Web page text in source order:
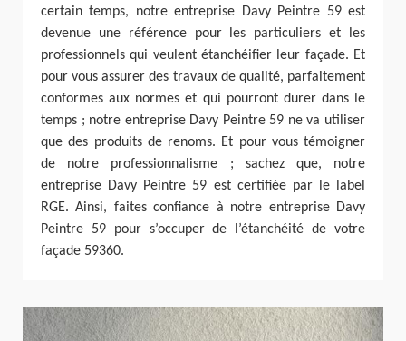
certain temps, notre entreprise Davy Peintre 59 est
devenue une référence pour les particuliers et les
professionnels qui veulent étanchéifier leur façade. Et
pour vous assurer des travaux de qualité, parfaitement
conformes aux normes et qui pourront durer dans le
temps ; notre entreprise Davy Peintre 59 ne va utiliser
que des produits de renoms. Et pour vous témoigner
de notre professionnalisme ; sachez que, notre
entreprise Davy Peintre 59 est certifiée par le label
RGE. Ainsi, faites confiance à notre entreprise Davy
Peintre 59 pour s’occuper de l’étanchéité de votre
façade 59360.